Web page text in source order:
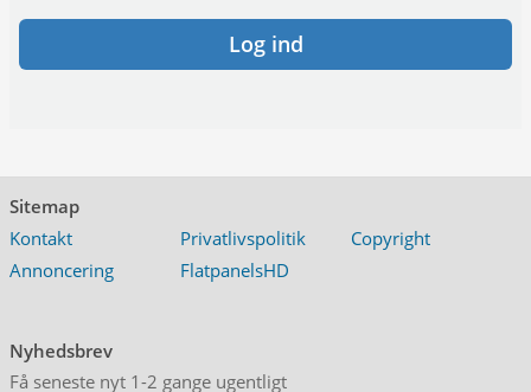
Log ind
Sitemap
Kontakt
Privatlivspolitik
Copyright
Annoncering
FlatpanelsHD
Nyhedsbrev
Få seneste nyt 1-2 gange ugentligt